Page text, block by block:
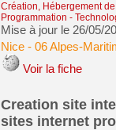
Création, Hébergement
Programmation -
Mise à jour le 26/05/
Nice- 06 Alpes-
Voir la fiche
Creation site
sites internet